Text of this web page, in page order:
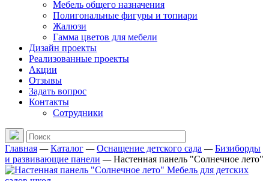
Мебель общего назначения
Полигональные фигуры и топиари
Жалюзи
Гамма цветов для мебели
Дизайн проекты
Реализованные проекты
Акции
Отзывы
Задать вопрос
Контакты
Сотрудники
Главная —Каталог —Оснащение детского сада —Бизиборды
и развивающие панели —Настенная панель "Солнечное лето"